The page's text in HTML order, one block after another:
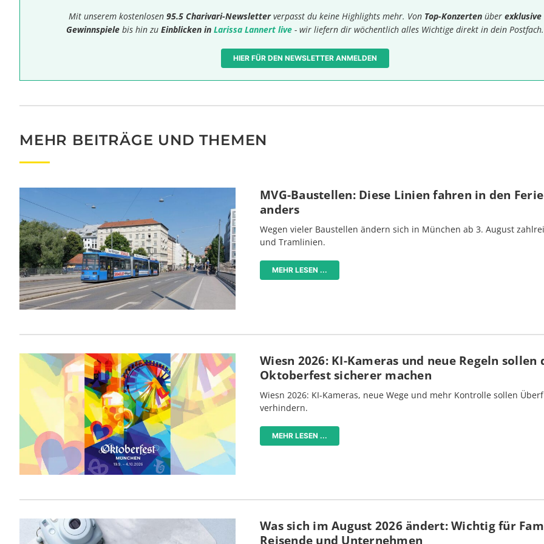
Mit unserem kostenlosen 95.5 Charivari-Newsletterverpasst du keine Highlights mehr. Von Top-Konzertenüber exklusive
Gewinnspielebis hin zu Einblicken in Larissa Lannert live- wir liefern dir wöchentlich alles Wichtige direkt in dein Postfach.
HIER FÜR DEN NEWSLETTER ANMELDEN
MEHR BEITRÄGE UND THEMEN
MVG-Baustellen: Diese Linien fahren in den
anders
Wegen vieler Baustellen ändern sich in München ab 3. August
und Tramlinien.
MEHR LESEN ...
Wiesn 2026: KI-Kameras und neue Regeln sollen
Oktoberfest sicherer machen
Wiesn 2026: KI-Kameras, neue Wege und mehr Kontrolle sollen
verhindern.
MEHR LESEN ...
Was sich im August 2026 ändert: Wichtig für
Reisende und Unternehmen